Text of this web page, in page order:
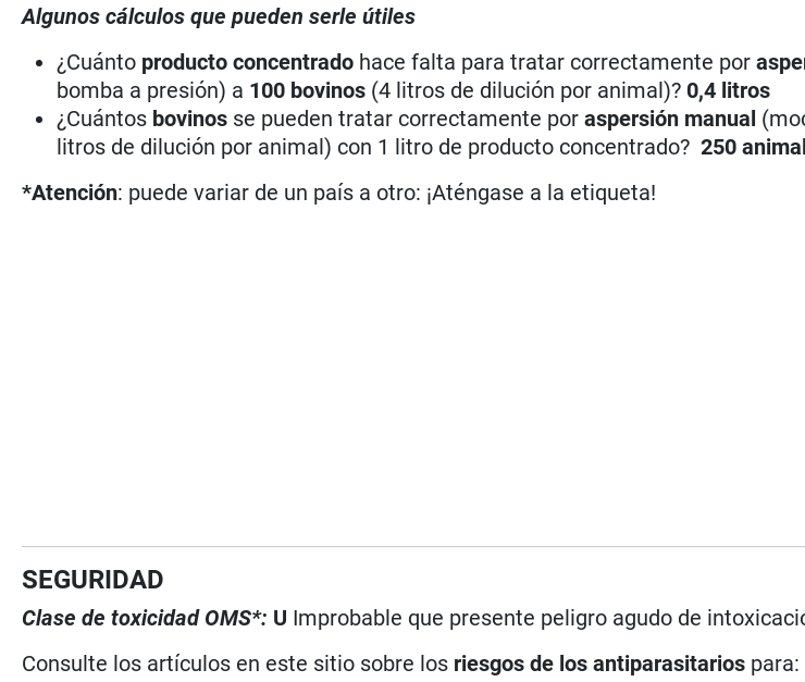
Algunos cálculos que pueden serle útiles
¿Cuánto producto concentrado hace falta para tratar correctamente por
bomba a presión) a 100 bovinos (4 litros de dilución por animal)? 0,4 litros
¿Cuántos bovinos se pueden tratar correctamente poraspersión manual
litros de dilución por animal) con 1 litro de producto concentrado?250
*Atención: puede variar de un país a otro: ¡Aténgase a la etiqueta!
SEGURIDAD
Clase de toxicidad OMS*: U Improbable que presente peligro agudo de
Consulte los artículos en este sitio sobre los riesgos de los antiparasitarios para: